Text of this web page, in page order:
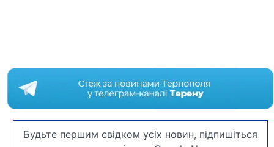
Будьте першим свідком усіх новин, підпишіться